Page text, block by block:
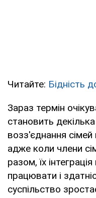
Читайте: Бідність
Зараз термін
становить
возз'єднання
адже коли члени
разом, їх
працювати і
суспільство